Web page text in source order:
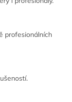
profesionálních